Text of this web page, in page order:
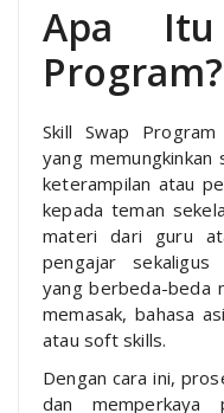
Apa
Program?
Skill Swap
yang memungkinkan
keterampilan atau
kepada teman
materi dari guru
pengajar sekaligus
yang berbeda-beda
memasak, bahasa
atau soft skills.
Dengan cara ini,
dan memperkaya